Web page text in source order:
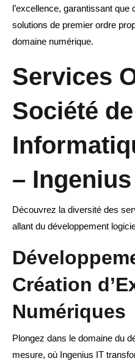
l’excellence, garantissant que
solutions de premier ordre
domaine numérique.
Services
Société
–
Découvrez la diversité des
allant du développement
Création
Numériques
Plongez dans le domaine du
mesure, où Ingenius IT